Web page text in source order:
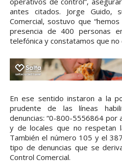
antes citados. Jorge Guido,
Comercial, sostuvo que
presencia de 400 personas
telefónica y constatamos que no
En ese sentido instaron a la
prudente de las líneas
denuncias: “0-800-5556864 por
y de locales que no respetan
También el número 105 y el
tipo de denuncias que se
Control Comercial.